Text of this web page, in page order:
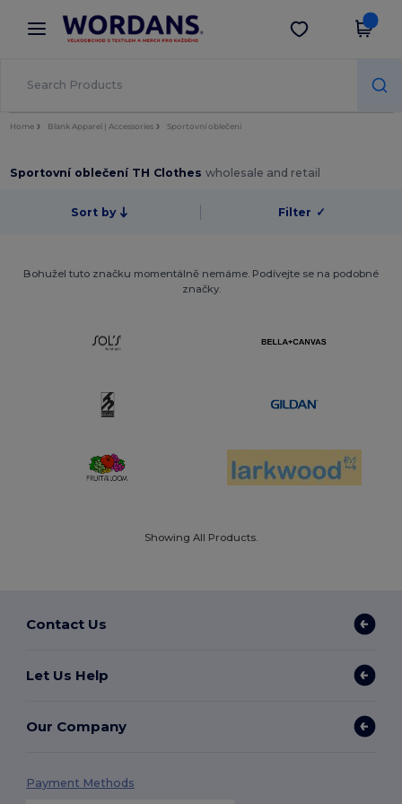
× Aplikace Wordans
Lepší ceny v aplikaci!
Stáhnout app
Home Blank Apparel | Accessories Sportovní oblečení
Sportovní oblečení TH Clotheswholesale and retail
Sort by Filter ✓
Bohužel tuto značku momentálně nemáme. Podívejte se na podobné
značky.
Showing All Products.
Contact Us
Let Us Help
Our Company
Payment Methods